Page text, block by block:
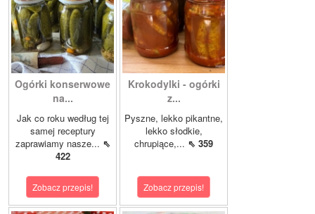
Ogórki konserwowe
na...
Jak co roku według tej
samej receptury
zaprawiamy nasze... ⇖
422
Zobacz przepis!
Krokodylki - ogórki
z...
Pyszne, lekko pikantne,
lekko słodkie,
chrupiące,... ⇖ 359
Zobacz przepis!